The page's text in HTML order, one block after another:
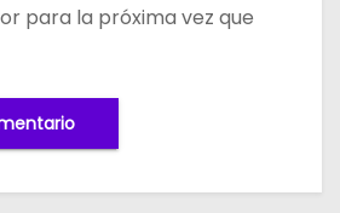
para la próxima vez que